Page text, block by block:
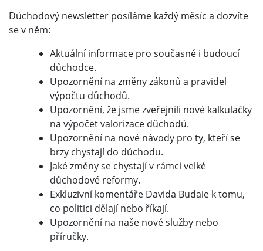
Důchodový newsletter posíláme každý měsíc a dozvíte
se v něm:
Aktuální informace pro současné i budoucí
důchodce.
Upozornění na změny zákonů a pravidel
výpočtu důchodů.
Upozornění, že jsme zveřejnili nové kalkulačky
na výpočet valorizace důchodů.
Upozornění na nové návody pro ty, kteří se
brzy chystají do důchodu.
Jaké změny se chystají v rámci velké
důchodové reformy.
Exkluzivní komentáře Davida Budaie k tomu,
co politici dělají nebo říkají.
Upozornění na naše nové služby nebo
příručky.